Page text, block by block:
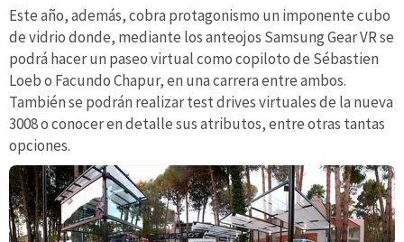
Este año, además, cobra protagonismo un imponente cubo
de vidrio donde, mediante los anteojos Samsung Gear VR se
podrá hacer un paseo virtual como copiloto de Sébastien
Loeb o Facundo Chapur, en una carrera entre ambos.
También se podrán realizar test drives virtuales de la nueva
3008 o conocer en detalle sus atributos, entre otras tantas
opciones.